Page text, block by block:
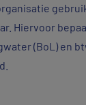
Hiervoor
(BoL) en